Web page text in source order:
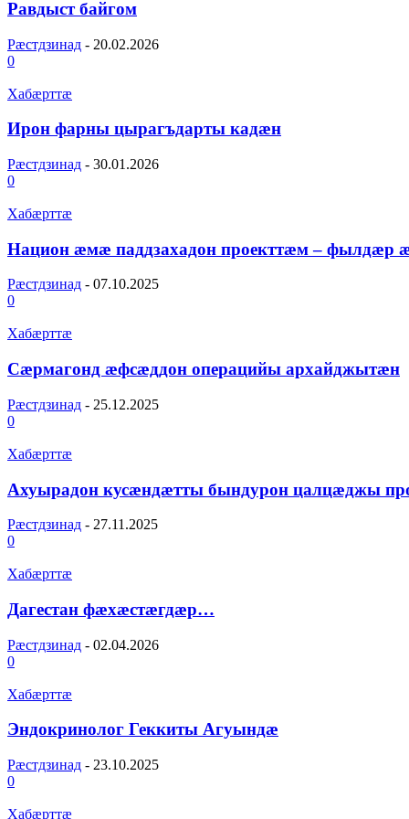
Равдыст байгом
Рæстдзинад - 20.02.2026
0
Хабæрттæ
Ирон фарны цырагъдарты кадæн
Рæстдзинад - 30.01.2026
0
Хабæрттæ
Национ æмæ паддзахадон проекттæм – фылдæр
Рæстдзинад - 07.10.2025
0
Хабæрттæ
Сæрмагонд æфсæддон операцийы архайджытæн
Рæстдзинад - 25.12.2025
0
Хабæрттæ
Ахуырадон кусæндæтты бындурон цалцæджы
Рæстдзинад - 27.11.2025
0
Хабæрттæ
Дагестан фæхæстæгдæр…
Рæстдзинад - 02.04.2026
0
Хабæрттæ
Эндокринолог Геккиты Агуындæ
Рæстдзинад - 23.10.2025
0
Хабæрттæ